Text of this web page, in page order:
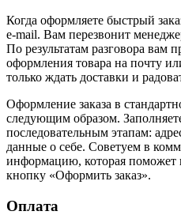
Когда оформляете быстрый
e-mail. Вам перезвонит
По результатам разговора вам
оформления товара на почту
только ждать доставки и
Оформление заказа в
следующим образом.
последовательным этапам:
данные о себе. Советуем в
информацию, которая поможет
кнопку «Оформить заказ».
Оплата